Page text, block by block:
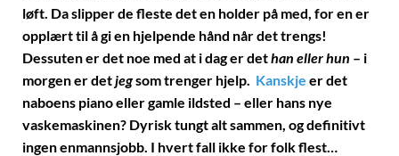
løft. Da slipper de fleste det en holder på med, for en er
opplært til å gi en hjelpende hånd når det trengs!
Dessuten er det noe med at i dag er dethan eller hun – i
morgen er detjegsom trenger hjelp. Kanskje er det
naboens piano eller gamle ildsted – eller hans nye
vaskemaskinen? Dyrisk tungt alt sammen, og definitivt
ingen enmannsjobb. I hvert fall ikke for folk flest…